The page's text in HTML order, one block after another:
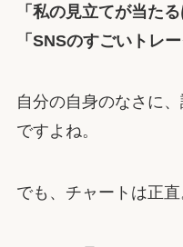
「私の見立てが当たる
「SNSのすごいトレ
自分の自身のなさに
ですよね。
でも、チャートは正直